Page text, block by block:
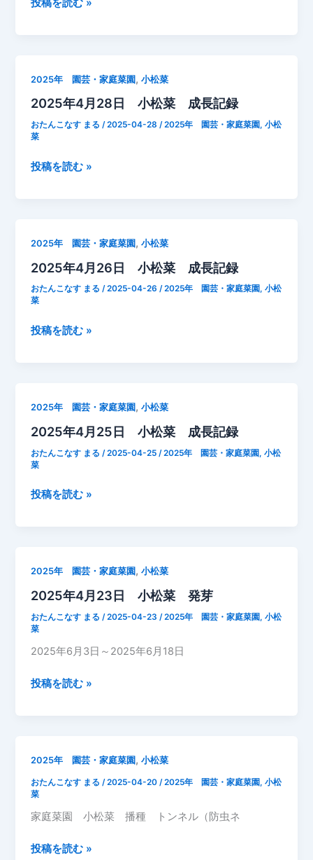
長
日
小
松
菜
長
投稿を読む »
2025年 園芸・家庭菜園 ,小松菜
2025年4月28日 小松菜 成長記録
おたんこなす まる/2025-04-28/2025年 園芸・家庭菜園,小松
菜
2025
日
小
松
菜
長
投稿を読む »
2025年 園芸・家庭菜園 ,小松菜
2025年4月26日 小松菜 成長記録
おたんこなす まる/2025-04-26/2025年 園芸・家庭菜園,小松
菜
2025
日
小
松
菜
長
投稿を読む »
2025年 園芸・家庭菜園 ,小松菜
2025年4月25日 小松菜 成長記録
おたんこなす まる /2025-04-25 /2025年 園芸・家庭菜園,小松
菜
2025
日
小
松
菜
成
記
投稿を読む »
2025年 園芸・家庭菜園 ,小松菜
2025年4月23日 小松菜 発芽
おたんこなす まる /2025-04-23 /2025年 園芸・家庭菜園,小松
菜
2025年6月3日～2025年6月18日
2025
日
小
松
菜
芽
投稿を読む »
2025年 園芸・家庭菜園 ,小松菜
おたんこなす まる /2025-04-20 /2025年 園芸・家庭菜園,小松
菜
家庭菜園 小松菜 播種 トンネル（防虫ネ
2025
投稿を読む »